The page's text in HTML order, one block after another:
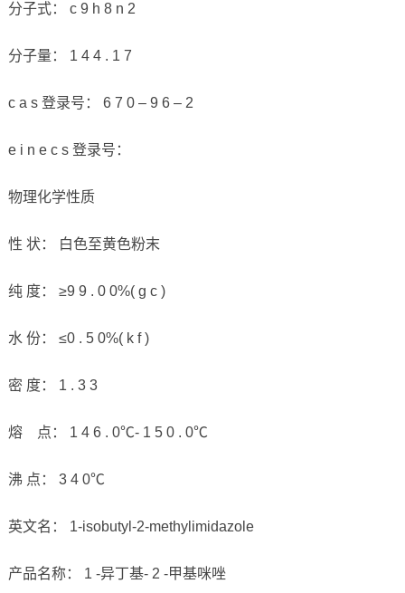
分子式： c 9 h 8 n 2
分子量： 1 4 4 . 1 7
c a s 登录号： 6 7 0 – 9 6 – 2
e i n e c s 登录号：
物理化学性质
性 状： 白色至黄色粉末
纯 度： ≥9 9 . 0 0%( g c )
水 份： ≤0 . 5 0%( k f )
密 度： 1 . 3 3
熔 点： 1 4 6 . 0℃- 1 5 0 . 0℃
沸 点： 3 4 0℃
英文名： 1-isobutyl-2-methylimidazole
产品名称： 1 -异丁基- 2 -甲基咪唑